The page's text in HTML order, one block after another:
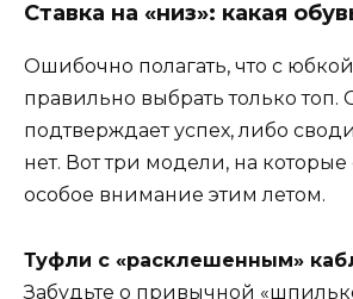
Ставка на «низ»: какая
Ошибочно полагать, что с
правильно выбрать только топ.
подтверждает успех, либо
нет. Вот три модели, на которые
особое внимание этим летом.
Туфли с «расклешенным»
Забудьте о привычной